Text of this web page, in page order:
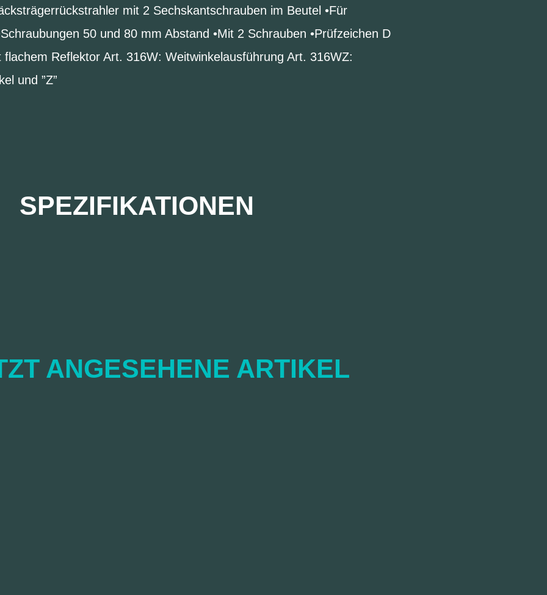
mit 2 Sechskantschrauben im Beutel •Für
50 und 80 mm Abstand •Mit 2 Schrauben •Prüfzeichen D
Reflektor Art. 316W: Weitwinkelausführung Art. 316WZ:
und ”Z”
SPEZIFIKATIONEN
ANGESEHENE ARTIKEL